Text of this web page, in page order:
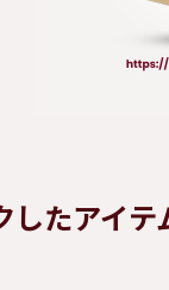
したアイテ